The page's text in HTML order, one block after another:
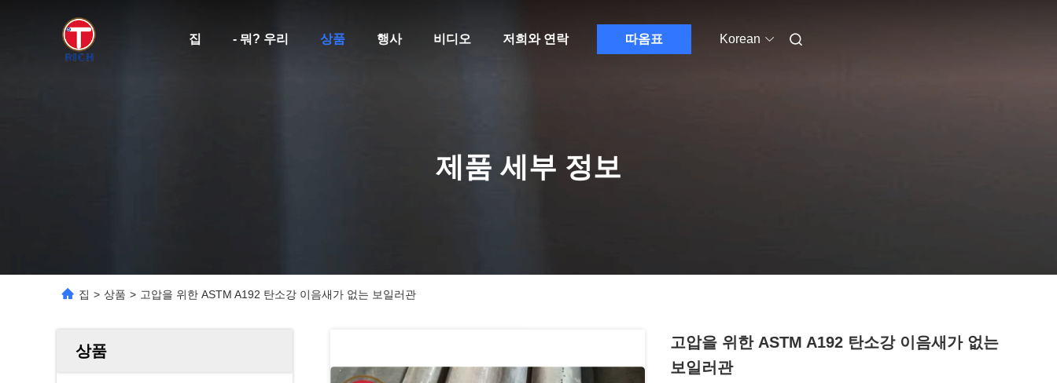
집 - 뭐? 우리 상품 행사 비디오 저희와 연락 따옴표 Korean
제품 세부 정보
집 > 상품 > 고압을 위한 ASTM A192 탄소강 이음새가 없는 보일러관
상품
고압을 위한 ASTM A192 탄소강 이음새가 없는
보일러관